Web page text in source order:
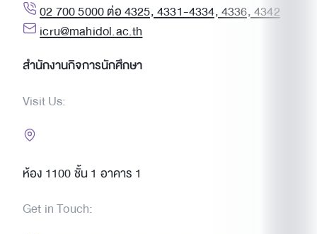
02 700 5000 ต่อ 4325, 4331-4334, 4336, 4342
icru@mahidol.ac.th
สำนักงานกิจการนักศึกษา
Visit Us:
ห้อง 1100 ชั้น 1 อาคาร 1
Get in Touch: